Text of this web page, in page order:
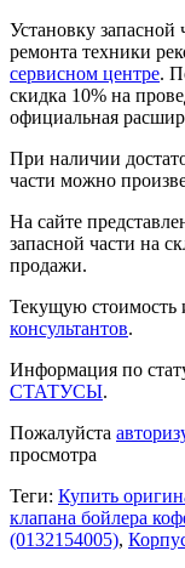
Установку запасной
ремонта техники
сервисном центре.
скидка 10% на
официальная
При наличии
части можно
На сайте
запасной части на
продажи.
Текущую стоимость
консультантов.
Информация по
СТАТУСЫ.
Пожалуйста
просмотра
Теги: Купить
клапана бойлера
(0132154005),